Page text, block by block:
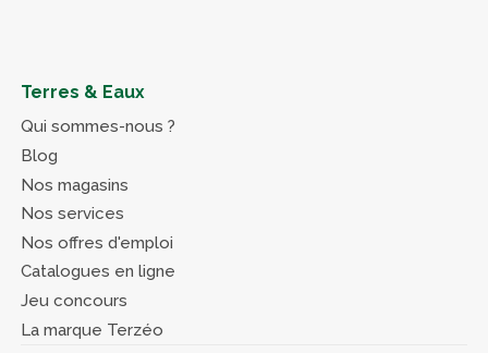
Terres & Eaux
Qui sommes-nous ?
Blog
Nos magasins
Nos services
Nos offres d'emploi
Catalogues en ligne
Jeu concours
La marque Terzéo